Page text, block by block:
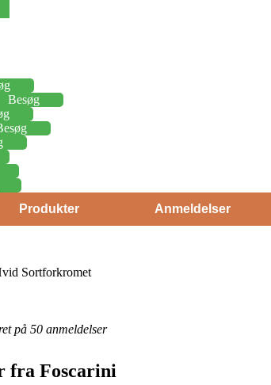
Besøg
Produkter Anmeldelser
Sortforkromet
på 50 anmeldelser
fra Foscarini